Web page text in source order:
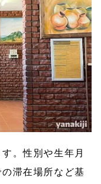
。性別や生年月
滞在場所など基